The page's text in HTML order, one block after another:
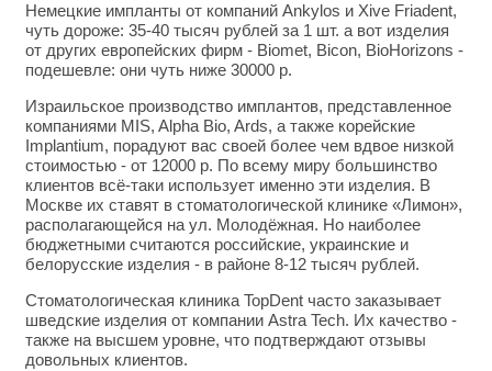
Немецкие импланты от компаний Ankylos и Xive Friadent,
чуть дороже: 35-40 тысяч рублей за 1 шт. а вот изделия
от других европейских фирм - Biomet, Bicon, BioHorizons -
подешевле: они чуть ниже 30000 р.
Израильское производство имплантов, представленное
компаниями MIS, Alpha Bio, Ards, а также корейские
Implantium, порадуют вас своей более чем вдвое низкой
стоимостью - от 12000 р. По всему миру большинство
клиентов всё-таки использует именно эти изделия. В
Москве их ставят в стоматологической клинике «Лимон»,
располагающейся на ул. Молодёжная. Но наиболее
бюджетными считаются российские, украинские и
белорусские изделия - в районе 8-12 тысяч рублей.
Стоматологическая клиника TopDent часто заказывает
шведские изделия от компании Astra Tech. Их качество -
также на высшем уровне, что подтверждают отзывы
довольных клиентов.